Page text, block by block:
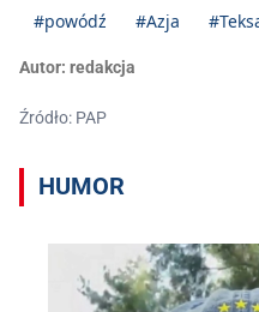
#powódź
#Azja
Autor: redakcja
Źródło: PAP
HUMOR